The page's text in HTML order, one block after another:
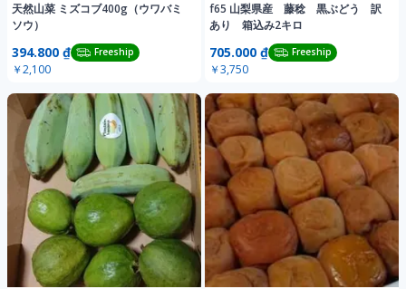
天然山菜 ミズコブ400g（ウワバミ
ソウ）
394.800 ₫ Freeship
￥2,100
f65 山梨県産 藤稔 黒ぶどう 訳
あり 箱込み2キロ
705.000 ₫ Freeship
￥3,750